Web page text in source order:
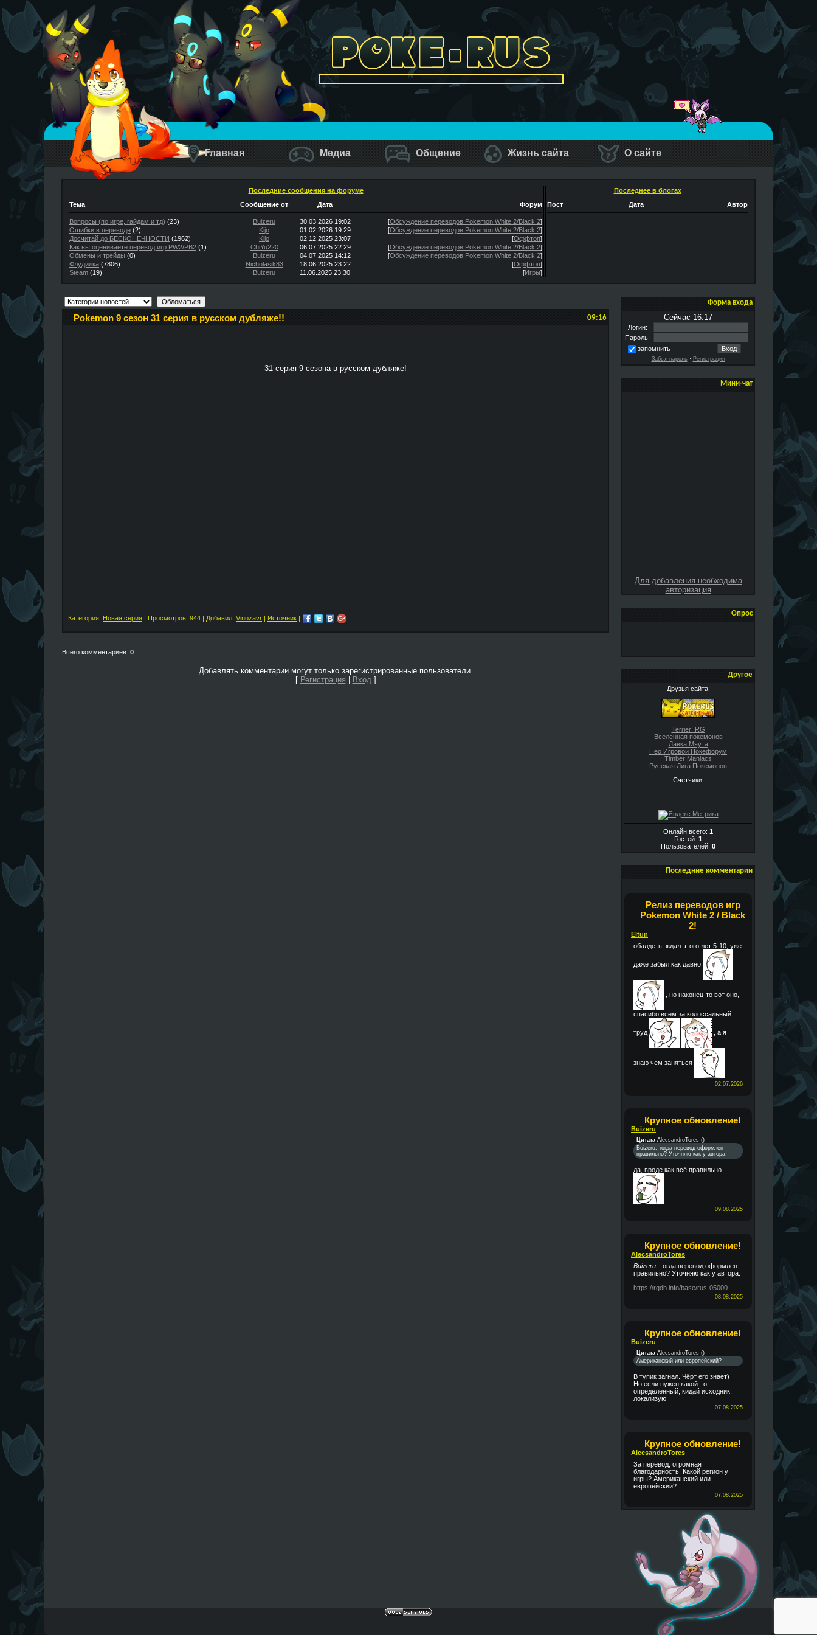
Главная Медиа Общение Жизнь сайта О сайте
Последние сообщения на форуме
Тема
Сообщение от Дата Форум
Вопросы (по игре, гайдам и тд) (23) Buizeru 30.03.2026 19:02 [Обсуждение переводов Pokemon White 2/Black 2]
Ошибки в переводе (2) Kijo 01.02.2026 19:29 [Обсуждение переводов Pokemon White 2/Black 2]
Досчитай до БЕСКОНЕЧНОСТИ (1962) Kijo 02.12.2025 23:07 [Оффтоп]
Как вы оцениваете перевод игр PW2/PB2 (1) ChiYu220 06.07.2025 22:29 [Обсуждение переводов Pokemon White 2/Black 2]
Обмены и трейды (0) Buizeru 04.07.2025 14:12 [Обсуждение переводов Pokemon White 2/Black 2]
Флудилка (7806) Nicholasik83 18.06.2025 23:22 [Оффтоп]
Steam (19) Buizeru 11.06.2025 23:30 [Игры]
Последнее в блогах
Пост
Дата Автор
Форма входа
Сейчас 16:17
Логин:
Пароль:
запомнить
Забыл пароль· Регистрация
Мини-чат
Для добавления необходима
авторизация
Опрос
Другое
Друзья сайта:
Terrier_RG
Вселенная покемонов
Лавка Мяута
Нео Игровой Покефорум
Timber Maniacs
Русская Лига Покемонов
Счетчики:
Онлайн всего: 1
Гостей: 1
Пользователей: 0
Последние комментарии
Релиз переводов игр
Pokemon White 2 / Black
2!
Eltun
обалдеть, ждал этого лет 5-10, уже
даже забыл как давно
, но наконец-то вот оно,
спасибо всем за колоссальный
труд , а я
знаю чем заняться
02.07.2026
Крупное обновление!
Buizeru
Цитата AlecsandroTores ()
Buizeru, тогда перевод оформлен
правильно? Уточняю как у автора.
да, вроде как всё правильно
09.08.2025
Крупное обновление!
AlecsandroTores
Buizeru , тогда перевод оформлен
правильно? Уточняю как у автора.
https://rgdb.info/base/rus-05000
08.08.2025
Крупное обновление!
Buizeru
Цитата AlecsandroTores ()
Американский или европейский?
В тупик загнал. Чёрт его знает)
Но если нужен какой-то
определённый, кидай исходник,
локализую
07.08.2025
Крупное обновление!
AlecsandroTores
За перевод, огромная
благодарность! Какой регион у
игры? Американский или
европейский?
07.08.2025
Pokemon 9 сезон 31 серия в русском дубляже!! 09:16
31 серия 9 сезона в русском дубляже!
Категория: Новая серия | Просмотров: 944 | Добавил: Vinozavr | Источник |
Всего комментариев: 0
Добавлять комментарии могут только зарегистрированные пользователи.
[ Регистрация Вход]